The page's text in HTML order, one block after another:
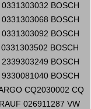
BOSCH
BOSCH
BOSCH
BOSCH
BOSCH
BOSCH
CQ2030002 CQ
026911287 VW